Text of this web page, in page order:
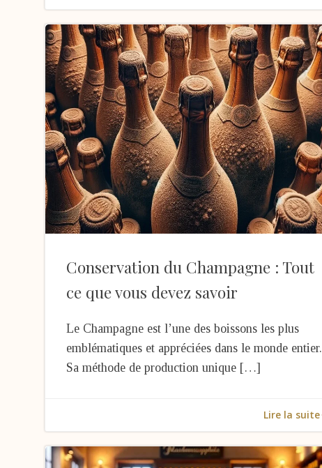
Conservation du Champagne : Tout
ce que vous devez savoir
Le Champagne est l’une des boissons les plus
emblématiques et appréciées dans le monde entier.
Sa méthode de production unique […]
Lire la suite